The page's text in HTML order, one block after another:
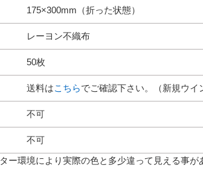
175×300mm（折った状態）
レーヨン不織布
50枚
送料はこちらでご確認下さい。（新規ウイ
不可
不可
ー環境により実際の色と多少違って見える事が